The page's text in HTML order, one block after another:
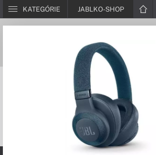
KATEGÓRIE JABLKO-SHOP